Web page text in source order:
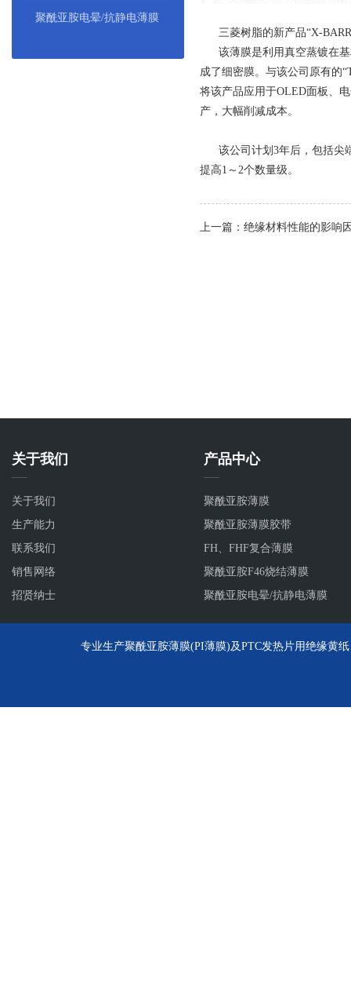
聚酰亚胺电晕/抗静电薄膜
三菱树脂的新产品“X-
该薄膜是利用真空蒸镀在基
成了细密膜。与该公司原有的
将该产品应用于OLED面板、
产，大幅削减成本。
该公司计划3年后，包括尖端
提高1～2个数量级。
上一篇：绝缘材料性能的影响
关于我们
关于我们
生产能力
联系我们
销售网络
招贤纳士
产品中心
聚酰亚胺薄膜
聚酰亚胺薄膜胶带
FH、FHF复合薄膜
聚酰亚胺F46烧结薄膜
聚酰亚胺电晕/抗静电薄膜
专业生产聚酰亚胺薄膜(PI薄膜)及PTC发热片用绝缘黄